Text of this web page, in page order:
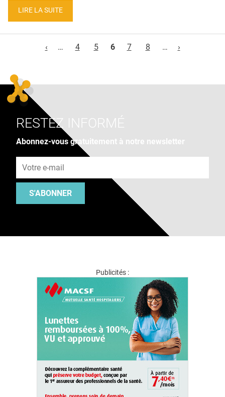
LIRE LA SUITE
‹
… 4 5 6 7 8 … ›
RESTEZ INFORMÉ
Abonnez-vous gratuitement à notre newsletter
S'ABONNER
Publicités :